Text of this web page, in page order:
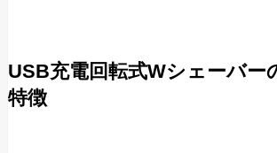
USB充電回転式Wシェーバー
特徴